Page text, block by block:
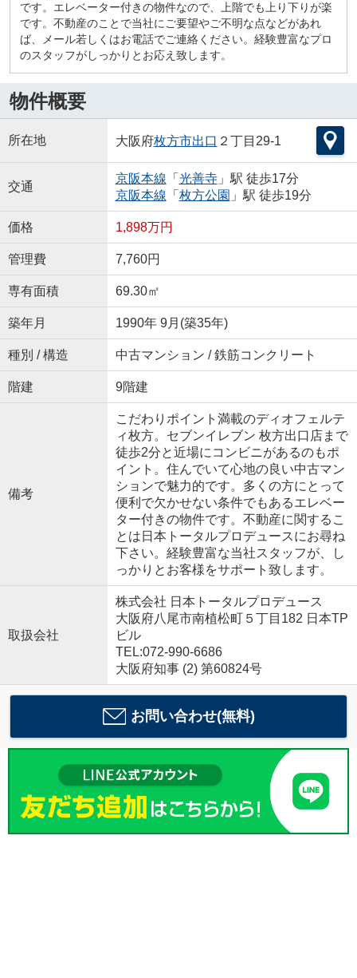
です。エレベーター付きの物件なので、上階でも上り下りが楽
です。不動産のことで当社にご要望やご不明な点などがあれ
ば、メール若しくはお電話でご連絡ください。経験豊富なプロ
のスタッフがしっかりとお応え致します。
物件概要
所在地 大阪府枚方市出口 ２丁目29-1
交通
京阪本線 「 光善寺」駅 徒歩17分
京阪本線 「 枚方公園 」駅 徒歩19分
価格 1,898万円
管理費 7,760円
専有面積 69.30㎡
築年月 1990年 9月(築35年)
種別 / 構造 中古マンション / 鉄筋コンクリート
階建 9階建
備考
こだわりポイント満載のディオフェルテ
ィ枚方。セブンイレブン 枚方出口店まで
徒歩2分と近場にコンビニがあるのもポ
イント。住んでいて心地の良い中古マン
ションで魅力的です。多くの方にとって
便利で欠かせない条件でもあるエレベー
ター付きの物件です。不動産に関するこ
とは日本トータルプロデュースにお尋ね
下さい。経験豊富な当社スタッフが、し
っかりとお客様をサポート致します。
取扱会社
株式会社 日本トータルプロデュース
大阪府八尾市南植松町５丁目182 日本TP
ビル
TEL:072-990-6686
大阪府知事 (2) 第60824号
お問い合わせ(無料)